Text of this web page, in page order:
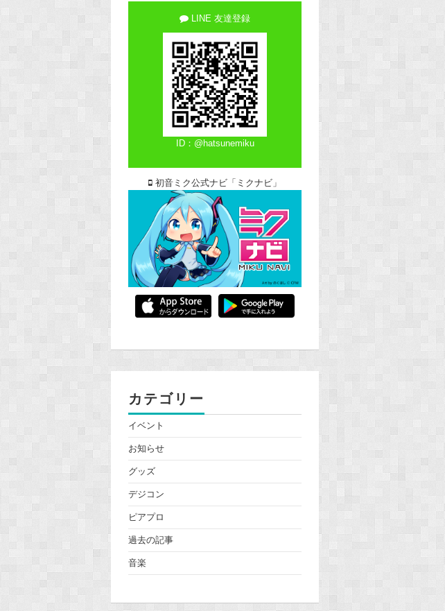
LINE 友達登録
ID：@hatsunemiku
初音ミク公式ナビ「ミクナビ」
カテゴリー
イベント
お知らせ
グッズ
デジコン
ピアプロ
過去の記事
音楽